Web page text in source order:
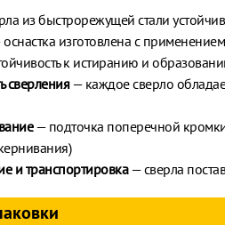
из быстрорежущей стали
изготовлена с
к истиранию и
сверления— каждое сверло
— подточка поперечной кромки
и транспортировка— сверла